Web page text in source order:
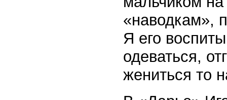
«наводкам»,
Я его
одеваться,
жениться то